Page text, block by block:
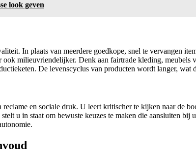
look geven
In plaats van meerdere goedkope, snel te vervangen
milieuvriendelijker. Denk aan fairtrade kleding, meubels
De levenscyclus van producten wordt langer, wat
en sociale druk. U leert kritischer te kijken naar de
u in staat om bewuste keuzes te maken die aansluiten